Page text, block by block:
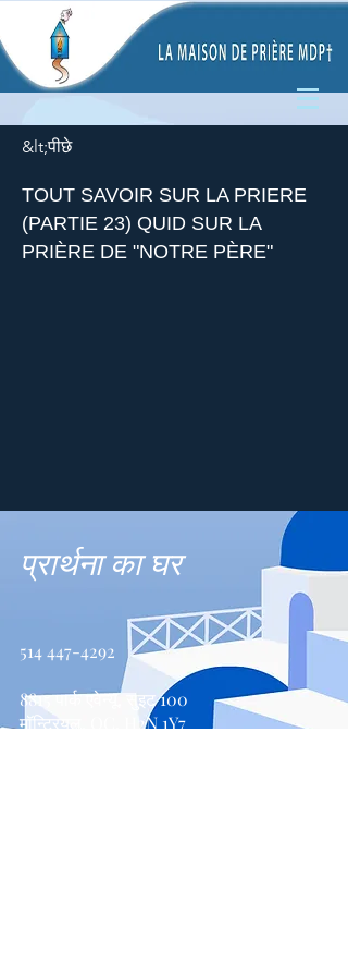
&lt;पीछे
TOUT SAVOIR SUR LA PRIERE
(PARTIE 23) QUID SUR LA
PRIÈRE DE "NOTRE PÈRE"
प्रार्थना का घर
514 447-4292
8815 पार्क एवेन्यू, सुइट 100
मॉन्ट्रियल, QC, H2N 1Y7